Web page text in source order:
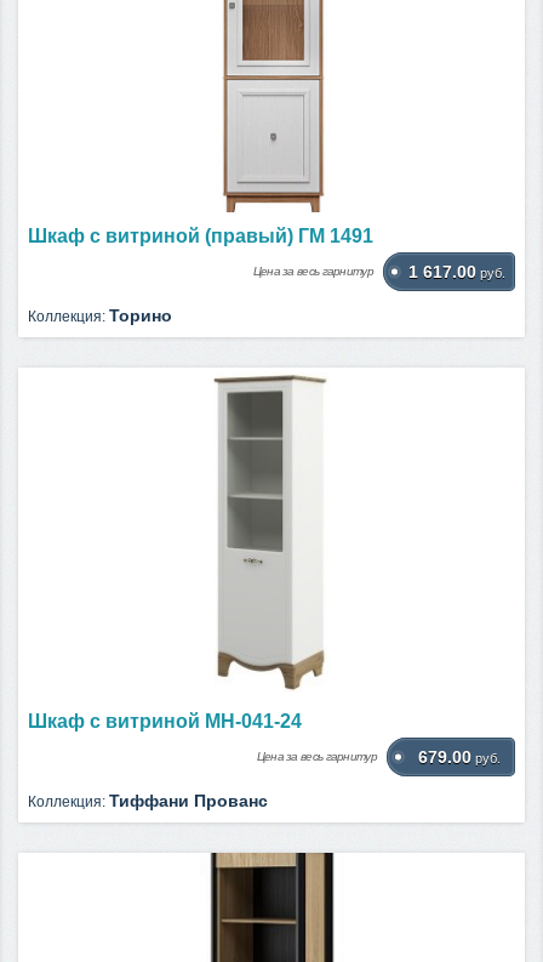
Шкаф с витриной (правый) ГМ 1491
Цена за весь гарнитур 1 617.00 руб.
Коллекция: Торино
Шкаф с витриной МН-041-24
Цена за весь гарнитур 679.00 руб.
Коллекция: Тиффани Прованс